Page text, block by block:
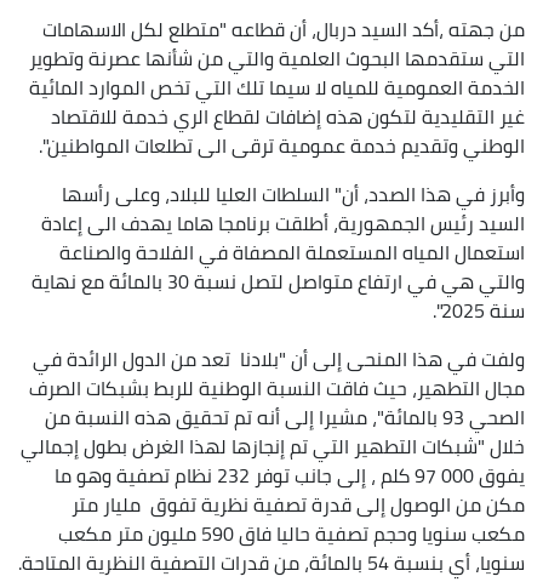
من جهته ،أكد السيد دربال، أن قطاعه "متطلع لكل الاسهامات
التي ستقدمها البحوث العلمية والتي من شأنها عصرنة وتطوير
الخدمة العمومية للمياه لا سيما تلك التي تخص الموارد المائية
غير التقليدية لتكون هذه إضافات لقطاع الري خدمة للاقتصاد
الوطني وتقديم خدمة عمومية ترقى الى تطلعات المواطنين".
وأبرز في هذا الصدد، أن" السلطات العليا للبلاد، وعلى رأسها
السيد رئيس الجمهورية، أطلقت برنامجا هاما يهدف الى إعادة
استعمال المياه المستعملة المصفاة في الفلاحة والصناعة
والتي هي في ارتفاع متواصل لتصل نسبة 30 بالمائة مع نهاية
سنة 2025".
ولفت في هذا المنحى إلى أن "بلادنا تعد من الدول الرائدة في
مجال التطهير، حيث فاقت النسبة الوطنية للربط بشبكات الصرف
الصحي 93 بالمائة"، مشيرا إلى أنه تم تحقيق هذه النسبة من
خلال "شبكات التطهير التي تم إنجازها لهذا الغرض بطول إجمالي
يفوق 000 97 كلم ، إلى جانب توفر 232 نظام تصفية وهو ما
مكن من الوصول إلى قدرة تصفية نظرية تفوق مليار متر
مكعب سنويا وحجم تصفية حاليا فاق 590 مليون متر مكعب
سنويا، أي بنسبة 54 بالمائة، من قدرات التصفية النظرية المتاحة.